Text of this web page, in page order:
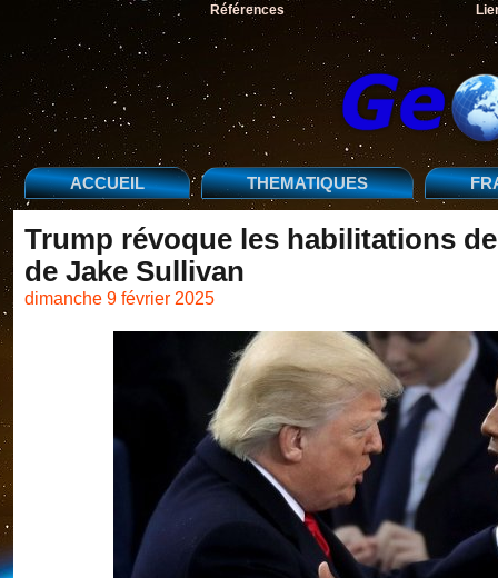
Références
ACCUEIL THEMATIQUES
Trump révoque les habilitations
de Jake Sullivan
dimanche 9 février 2025